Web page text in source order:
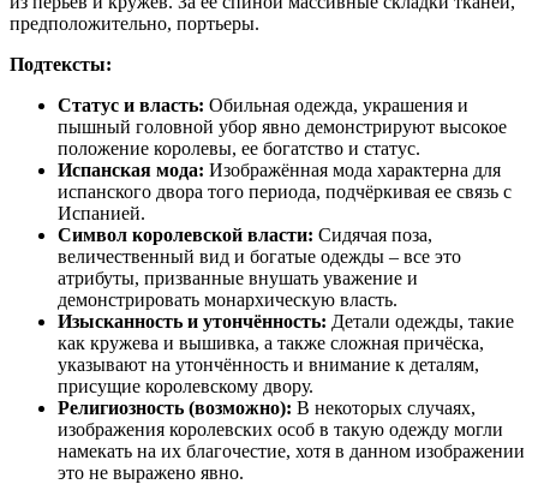
предположительно, портьеры.
Подтексты:
Статус и власть: Обильная одежда, украшения и
пышный головной убор явно демонстрируют высокое
положение королевы, ее богатство и статус.
Испанская мода: Изображённая мода характерна для
испанского двора того периода, подчёркивая ее связь с
Испанией.
Символ королевской власти: Сидячая поза,
величественный вид и богатые одежды – все это
атрибуты, призванные внушать уважение и
демонстрировать монархическую власть.
Изысканность и утончённость: Детали одежды, такие
как кружева и вышивка, а также сложная причёска,
указывают на утончённость и внимание к деталям,
присущие королевскому двору.
Религиозность (возможно): В некоторых случаях,
изображения королевских особ в такую одежду могли
намекать на их благочестие, хотя в данном изображении
это не выражено явно.